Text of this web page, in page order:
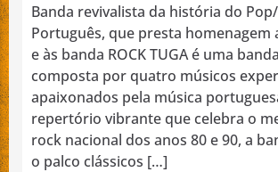
Banda revivalista da história do
Português, que presta homenagem
e às banda ROCK TUGA é uma
composta por quatro músicos
apaixonados pela música
repertório vibrante que celebra o
rock nacional dos anos 80 e 90, a
o palco clássicos […]